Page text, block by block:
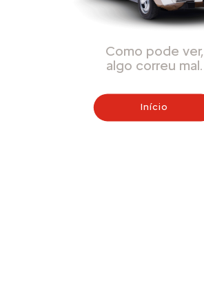
Como pode ver,
algo correu mal.
Início